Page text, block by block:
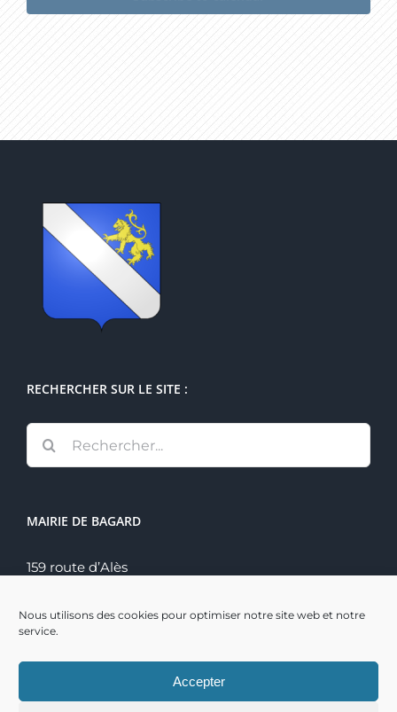
Nous utilisons des cookies pour optimiser notre site web et notre
service.
Accepter
RECHERCHER SUR LE SITE :
MAIRIE DE BAGARD
159 route d’Alès
Tél. : 04 66 60 70 22